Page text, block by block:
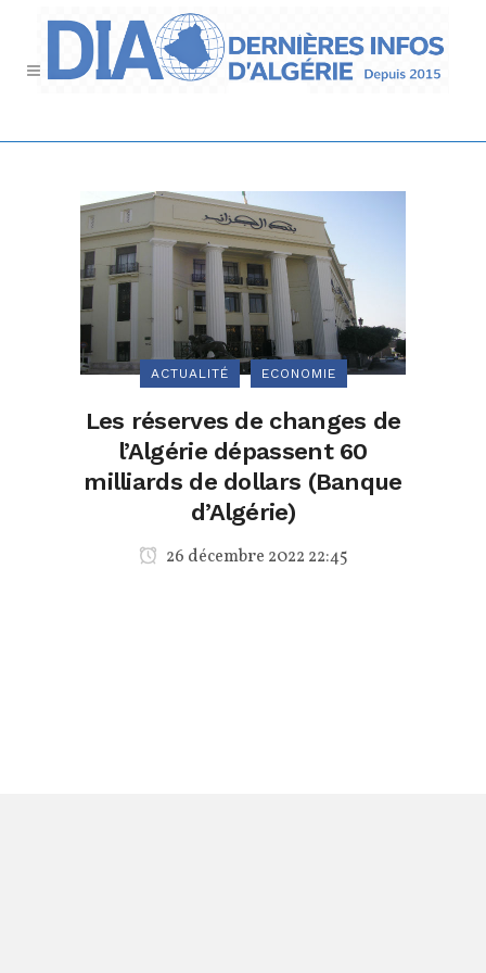
ACTUALITÉ ECONOMIE
Les réserves de changes de
l’Algérie dépassent 60
milliards de dollars (Banque
d’Algérie)
26 décembre 2022 22:45